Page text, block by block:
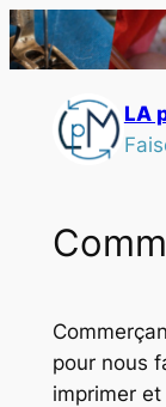
LA
pour nous
imprimer